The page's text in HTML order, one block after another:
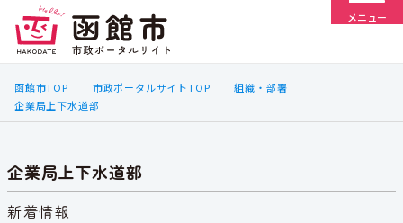
メニュー
函館市TOP 市政ポータルサイトTOP
組織・部署
企業局上下水道部
企業局上下水道部
新着情報